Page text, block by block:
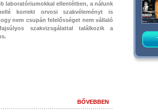
laboratóriumokkal ellentétben, a nálunk
korrekt orvosi szakvéleményt is
nem csupán felelősséget nem vállaló
szakvizsgálattal találkozik a
BŐVEBBEN